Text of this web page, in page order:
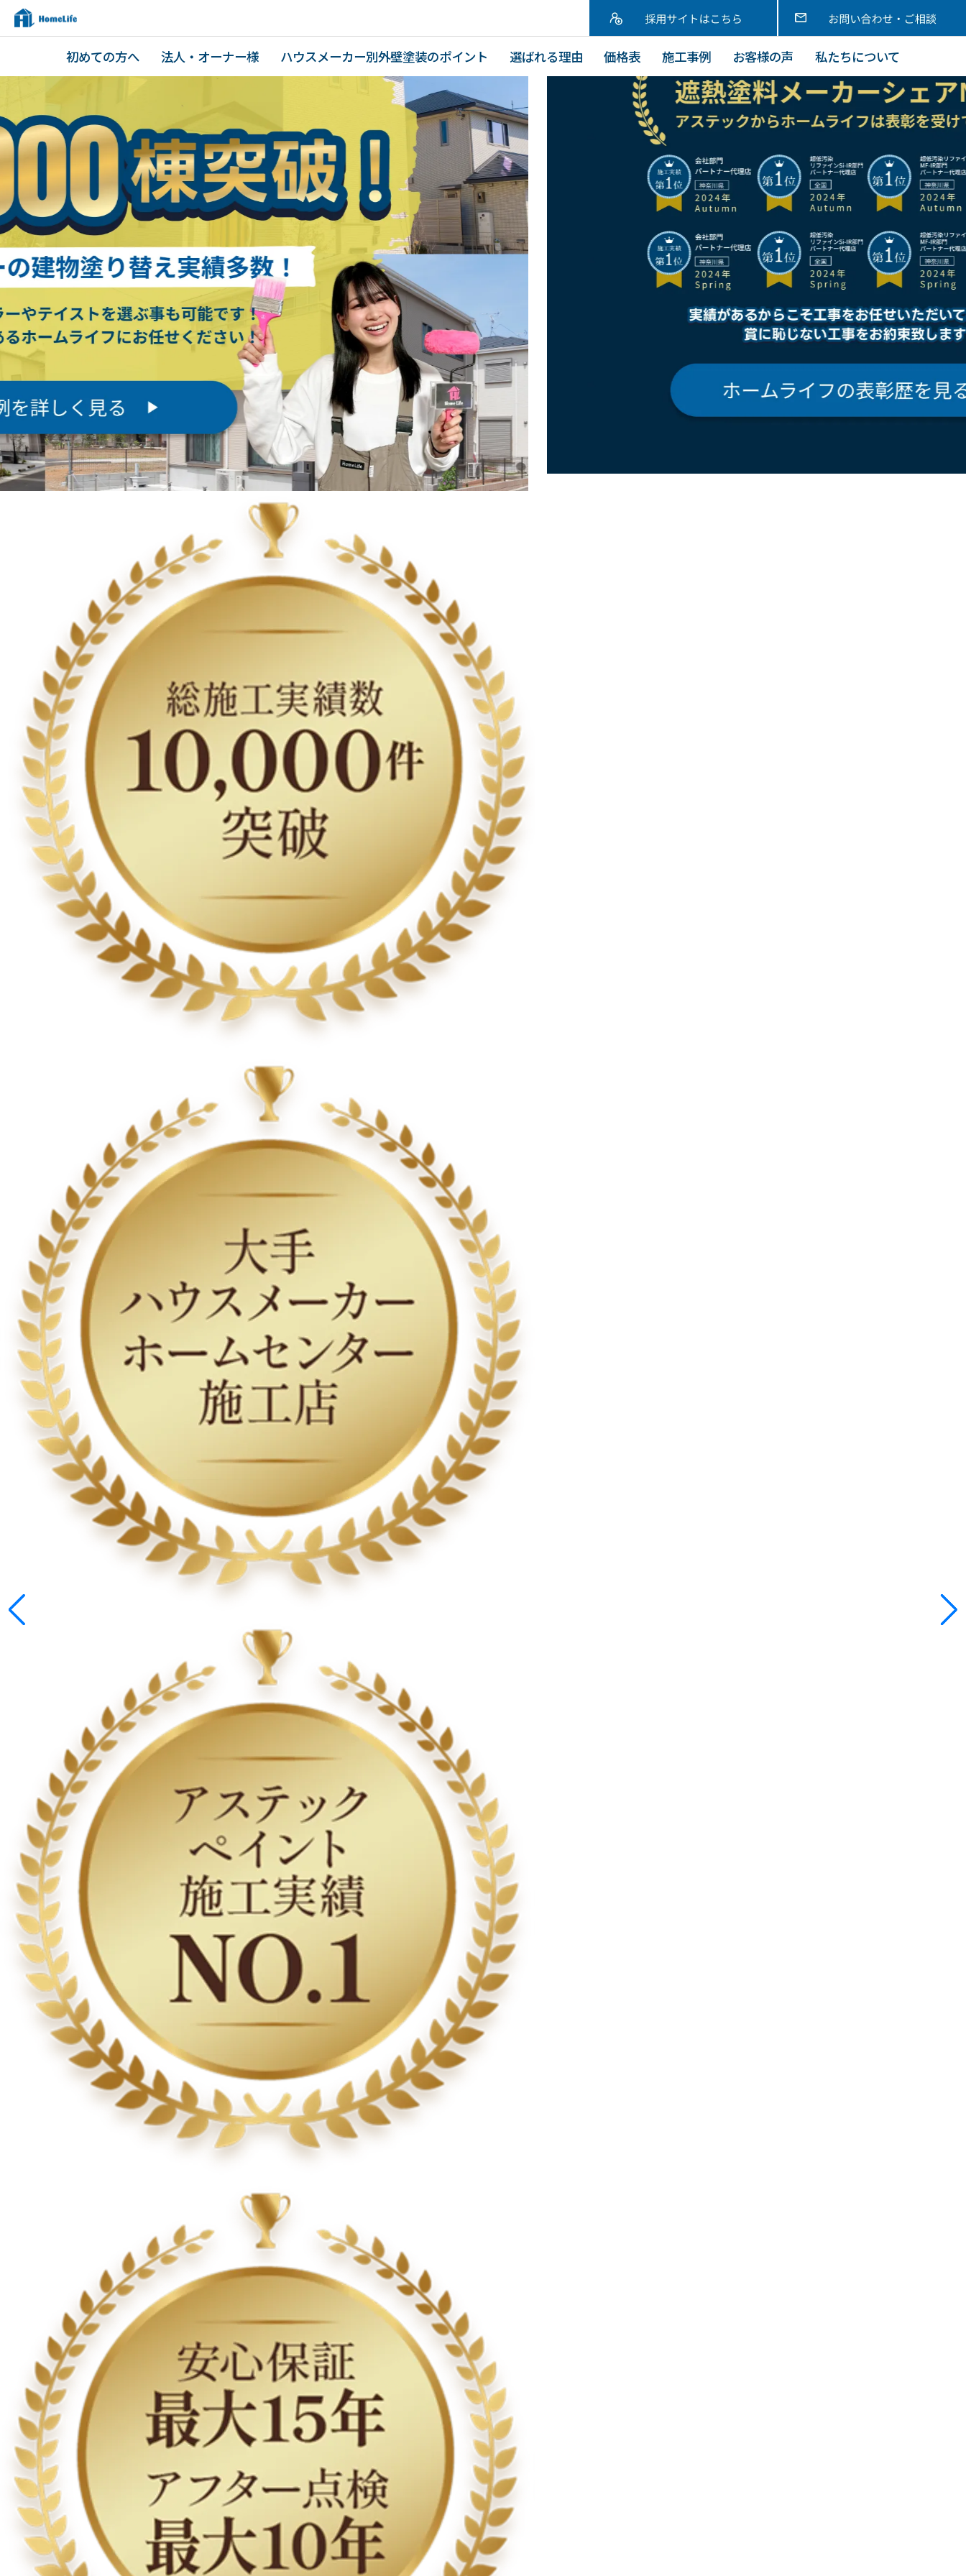
初めての方へ 法人・オーナー様 ハウスメーカー別外壁塗装のポイント 選ばれる理由 価格表 施工事例 お客様の声 私たちについて